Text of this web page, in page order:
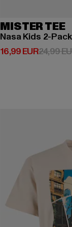
MISTER TEE
Nasa Kids 2-Pack
16,99 EUR
Derzeitiger Preis:
24,99